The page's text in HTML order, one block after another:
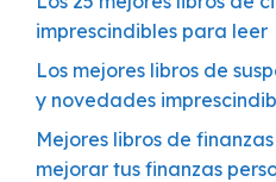
imprescindibles para leer
Los mejores libros de
y novedades
Mejores libros de
mejorar tus finanzas